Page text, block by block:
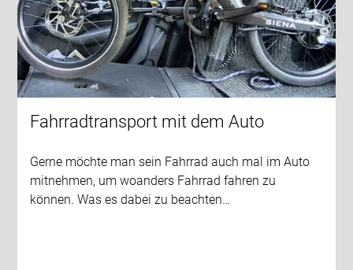
Fahrradtransport mit dem Auto
Gerne möchte man sein Fahrrad auch mal im Auto
mitnehmen, um woanders Fahrrad fahren zu
können. Was es dabei zu beachten…